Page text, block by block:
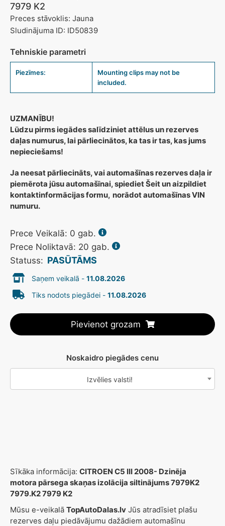
7979 K2
Preces stāvoklis: Jauna
Sludinājuma ID: ID50839
Tehniskie parametri
Piezīmes:
Mounting clips may not be
included.
UZMANĪBU!
Lūdzu pirms iegādes salīdziniet attēlus un rezerves
daļas numurus, lai pārliecinātos, ka tas ir tas, kas jums
nepieciešams!
Ja neesat pārliecināts, vai automašīnas rezerves daļa ir
piemērota jūsu automašīnai, spiediet Šeit un aizpildiet
kontaktinformācijas formu, norādot automašīnas VIN
numuru.
Prece Veikalā: 0 gab.
Prece Noliktavā: 20 gab.
Statuss: PASŪTĀMS
Saņem veikalā - 11.08.2026
Tiks nodots piegādei - 11.08.2026
Pievienot grozam
Noskaidro piegādes cenu
Izvēlies valsti!
Sīkāka informācija: CITROEN C5 III 2008- Dzinēja
motora pārsega skaņas izolācija siltinājums 7979K2
7979.K2 7979 K2
Mūsu e-veikalā TopAutoDalas.lv Jūs atradīsiet plašu
rezerves daļu piedāvājumu dažādiem automašīnu